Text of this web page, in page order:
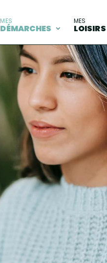
MES
DÉMARCHES
MES
LOISIRS